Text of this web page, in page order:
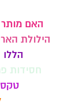
האם
הילולת
הללו
חסידות
טקס